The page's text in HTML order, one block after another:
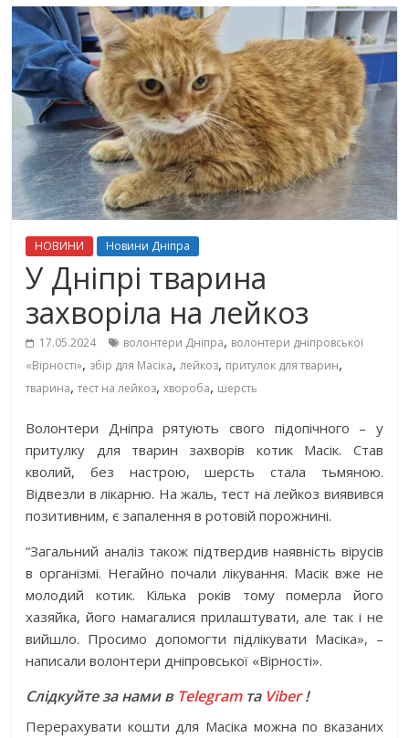
НОВИНИ Новини Дніпра
У Дніпрі тварина
захворіла на лейкоз
17.05.2024 волонтери Дніпра, волонтери дніпровської
«Вірності», збір для Масіка,лейкоз, притулок для тварин,
тварина,тест на лейкоз,хвороба, шерсть
Волонтери Дніпра рятують свого підопічного – у
притулку для тварин захворів котик Масік. Став
кволий, без настрою, шерсть стала тьмяною.
Відвезли в лікарню. На жаль, тест на лейкоз виявився
позитивним, є запалення в ротовій порожнині.
“Загальний аналіз також підтвердив наявність вірусів
в організмі. Негайно почали лікування. Масік вже не
молодий котик. Кілька років тому померла його
хазяйка, його намагалися прилаштувати, але так і не
вийшло. Просимо допомогти підлікувати Масіка», –
написали волонтери дніпровської «Вірності».
Слідкуйте за нами в Telegramта Viber!
Перерахувати кошти для Масіка можна по вказаних